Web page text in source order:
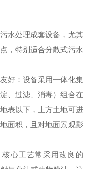
水处理成套设备，尤其
，特别适合分散式污水
好：设备采用一体化集
、过滤、消毒）组合在
表以下，上方土地可进
面积，且对地面景观影
心工艺常采用改良的